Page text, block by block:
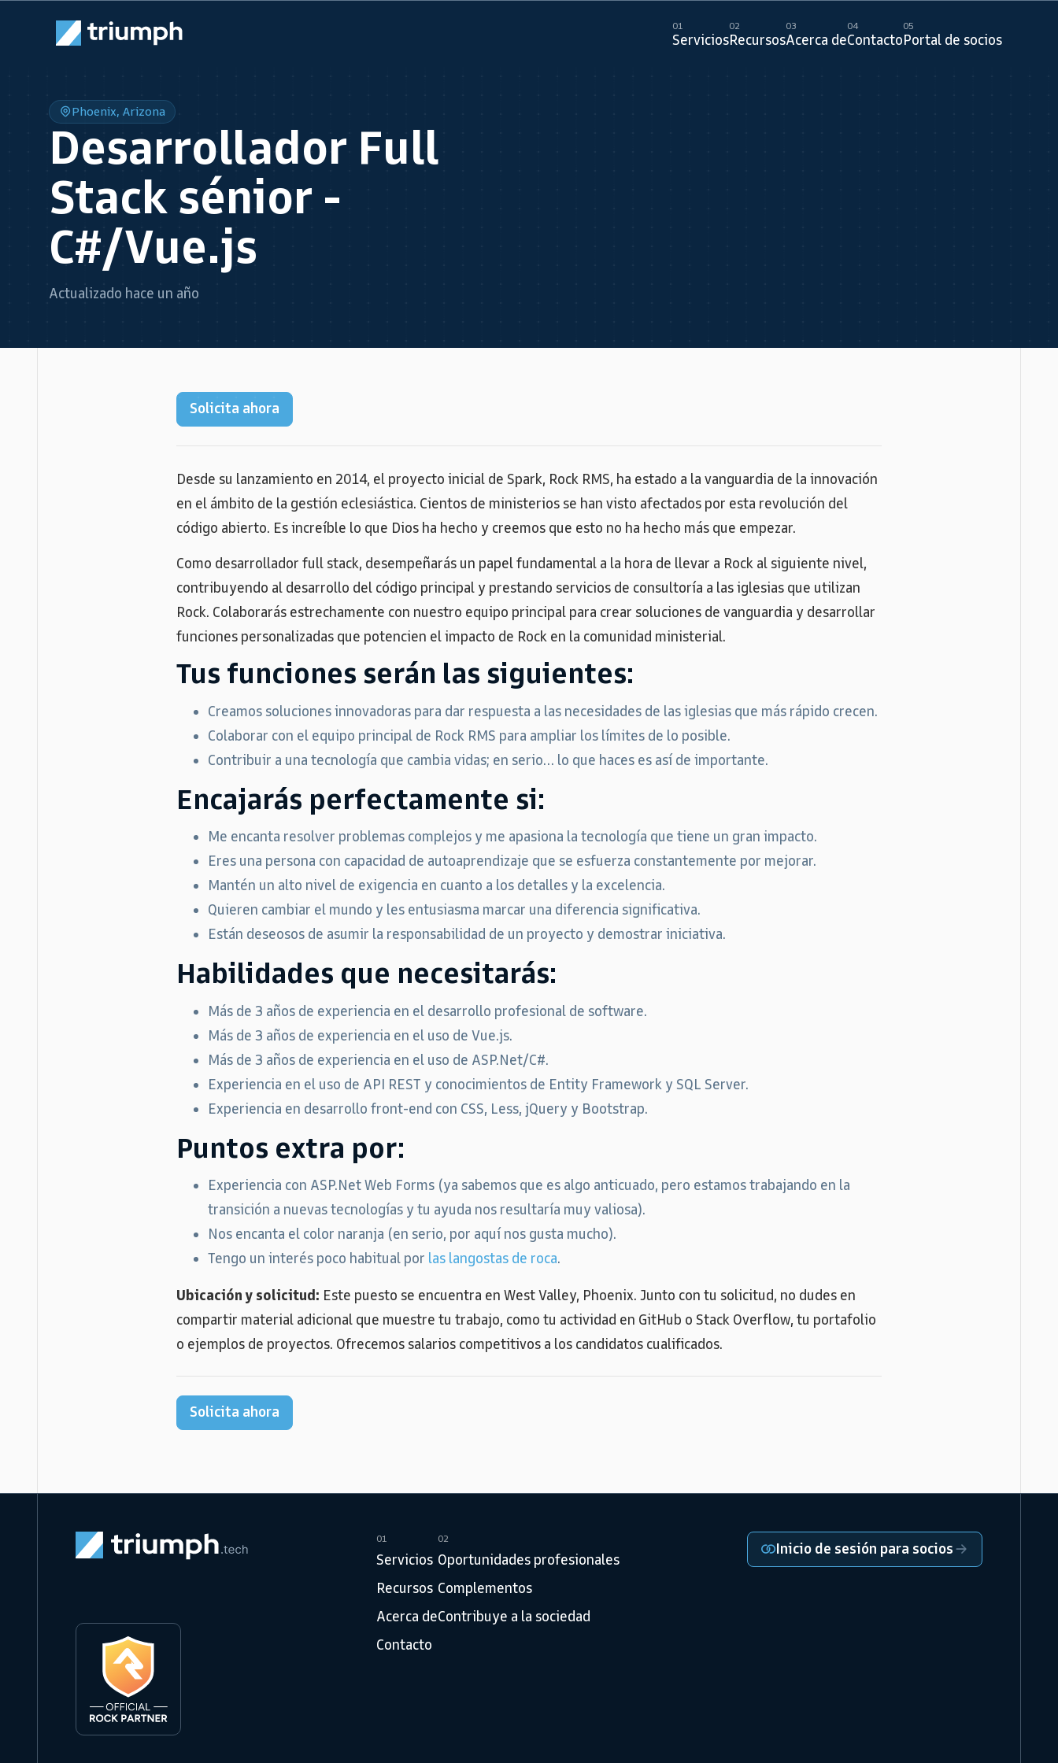
01
Servicios
02
Recursos
03
Acerca de
04
Contacto
05
Portal de socios
Phoenix, Arizona
Desarrollador Full
Stack sénior -
C#/Vue.js
Actualizado hace un año
Solicita ahora
Desde su lanzamiento en 2014, el proyecto inicial de Spark, Rock RMS, ha estado a la vanguardia de la innovación
en el ámbito de la gestión eclesiástica. Cientos de ministerios se han visto afectados por esta revolución del
código abierto. Es increíble lo que Dios ha hecho y creemos que esto no ha hecho más que empezar.
Como desarrollador full stack, desempeñarás un papel fundamental a la hora de llevar a Rock al siguiente nivel,
contribuyendo al desarrollo del código principal y prestando servicios de consultoría a las iglesias que utilizan
Rock. Colaborarás estrechamente con nuestro equipo principal para crear soluciones de vanguardia y desarrollar
funciones personalizadas que potencien el impacto de Rock en la comunidad ministerial.
Tus funciones serán las siguientes:
Creamos soluciones innovadoras para dar respuesta a las necesidades de las iglesias que más rápido crecen.
Colaborar con el equipo principal de Rock RMS para ampliar los límites de lo posible.
Contribuir a una tecnología que cambia vidas; en serio… lo que haces es así de importante.
Encajarás perfectamente si:
Me encanta resolver problemas complejos y me apasiona la tecnología que tiene un gran impacto.
Eres una persona con capacidad de autoaprendizaje que se esfuerza constantemente por mejorar.
Mantén un alto nivel de exigencia en cuanto a los detalles y la excelencia.
Quieren cambiar el mundo y les entusiasma marcar una diferencia significativa.
Están deseosos de asumir la responsabilidad de un proyecto y demostrar iniciativa.
Habilidades que necesitarás:
Más de 3 años de experiencia en el desarrollo profesional de software.
Más de 3 años de experiencia en el uso de Vue.js.
Más de 3 años de experiencia en el uso de ASP.Net/C#.
Experiencia en el uso de API REST y conocimientos de Entity Framework y SQL Server.
Experiencia en desarrollo front-end con CSS, Less, jQuery y Bootstrap.
Puntos extra por:
Experiencia con ASP.Net Web Forms (ya sabemos que es algo anticuado, pero estamos trabajando en la
transición a nuevas tecnologías y tu ayuda nos resultaría muy valiosa).
Nos encanta el color naranja (en serio, por aquí nos gusta mucho).
Tengo un interés poco habitual por las langostas de roca.
Ubicación y solicitud: Este puesto se encuentra en West Valley, Phoenix. Junto con tu solicitud, no dudes en
compartir material adicional que muestre tu trabajo, como tu actividad en GitHub o Stack Overflow, tu portafolio
o ejemplos de proyectos. Ofrecemos salarios competitivos a los candidatos cualificados.
Solicita ahora
01
Servicios
Recursos
Acerca de
Contacto
02
Oportunidades profesionales
Complementos
Contribuye a la sociedad
Inicio de sesión para socios